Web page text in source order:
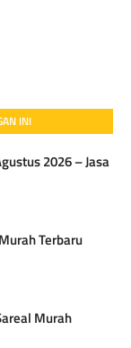
INI
2026 – Jasa
Terbaru
Murah